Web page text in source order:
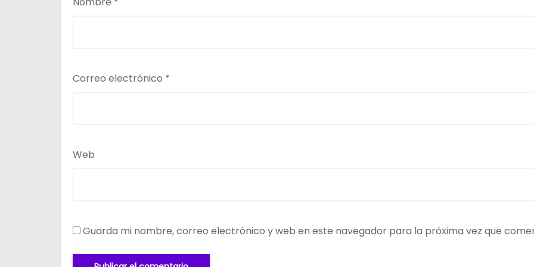
Correo electrónico *
Web
Guarda mi nombre, correo electrónico y web en este navegador para la próxima vez que